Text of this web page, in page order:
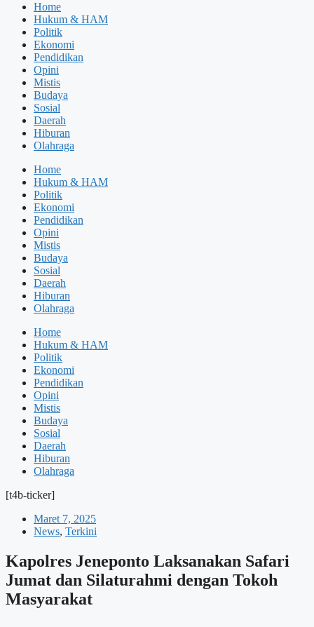
Home
Hukum & HAM
Politik
Ekonomi
Pendidikan
Opini
Mistis
Budaya
Sosial
Daerah
Hiburan
Olahraga
Home
Hukum & HAM
Politik
Ekonomi
Pendidikan
Opini
Mistis
Budaya
Sosial
Daerah
Hiburan
Olahraga
Home
Hukum & HAM
Politik
Ekonomi
Pendidikan
Opini
Mistis
Budaya
Sosial
Daerah
Hiburan
Olahraga
[t4b-ticker]
Maret 7, 2025
News, Terkini
Kapolres Jeneponto Laksanakan Safari
Jumat dan Silaturahmi dengan Tokoh
Masyarakat